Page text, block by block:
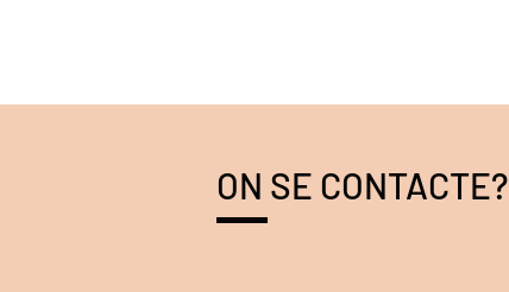
ON SE CONTACTE?